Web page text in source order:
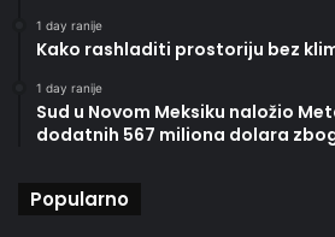
1 day ranije
Kako rashladiti prostoriju bez
1 day ranije
Sud u Novom Meksiku naložio
dodatnih 567 miliona dolara
Popularno